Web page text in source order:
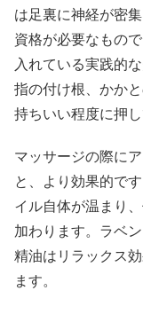
は足裏に神経が密
資格が必要なもの
入れている実践的
指の付け根、かか
持ちいい程度に押し
マッサージの際に
と、より効果的で
イル自体が温まり
加わります。ラベ
精油はリラックス
ます。